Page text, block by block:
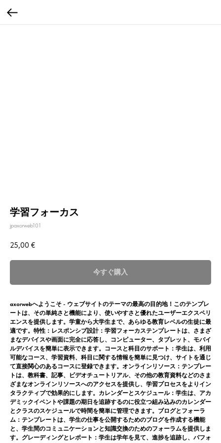
学習フォーカス
jpaxorweb101
25,00 €
今すぐ購入
axorwebへようこそ - ウェブサイトのテーマの最高の目的地！このテンプレ
ートは、その単純さと機能により、使いやすさと優れたユーザーエクスペリ
エンスを提供します。学童から大学生まで、あらゆる教育レベルの生徒に最
適です。特性：レスポンシブ設計：学習フォーカステンプレートは、さまざ
まなデバイスや画面に完全に応答し、コンピューター、タブレット、モバイ
ルデバイスを簡単に表示できます。コースと科目のサポート：学生は、利用
可能なコース、学習資料、科目に関する情報を簡単に見つけ、サイトを通じ
て直接関心のあるコースに登録できます。オンラインリソース：テンプレー
トは、教科書、記事、ビデオチュートリアル、その他の教育資料などのさま
ざまなオンラインリソースへのアクセスを提供し、学習プロセスをよりイン
タラクティブで効果的にします。カレンダーとスケジュール：学生は、アカ
デミックイベントや課題の期日を追跡するのに役立つ組み込みのカレンダー
とクラスのスケジュールで時間を簡単に管理できます。ブログとフォーラ
ム：テンプレートは、学生の仕事を公開するためのブログを作成する機能
と、学生間のコミュニケーションと知識交換のためのフォーラムを提供しま
す。グレーディングとレポート：学生は学年を見て、進捗を追跡し、パフォ